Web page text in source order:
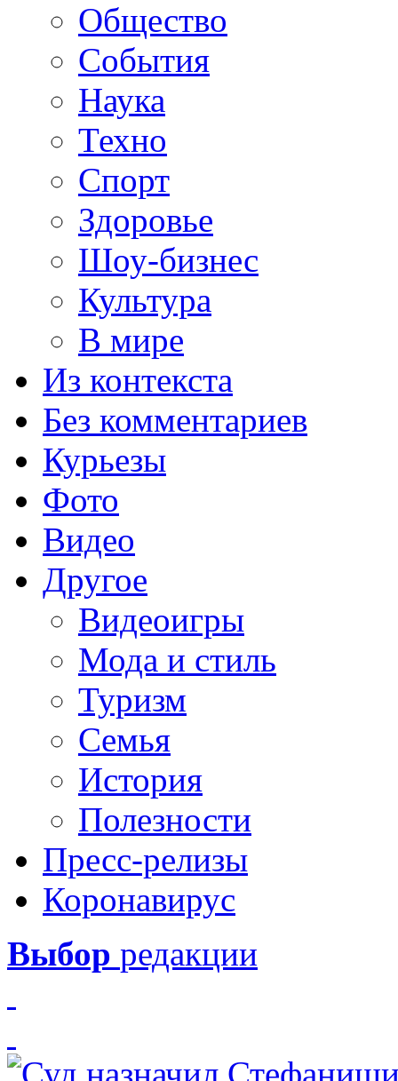
Общество
События
Наука
Техно
Спорт
Здоровье
Шоу-бизнес
Культура
В мире
Из контекста
Без комментариев
Курьезы
Фото
Видео
Другое
Видеоигры
Мода и стиль
Туризм
Семья
История
Полезности
Пресс-релизы
Коронавирус
Выбор редакции